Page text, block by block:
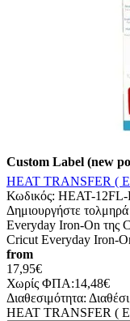
Custom Label (new
HEAT TRANSFER (
Κωδικός: HEAT-
Δημιουργήστε
Everyday Iron-On της
Cricut Everyday Iron-
from
17,95€
Χωρίς ΦΠΑ:14,48€
Διαθεσιμότητα:
HEAT TRANSFER (